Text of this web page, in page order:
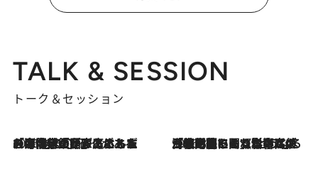
TALK & SESSION
トーク＆セッション
2026.8.3
「今後値上げがあるとすれば…」「リスクがあるのは今年の冬」エネルギー専門家が語る、ホルムズ海峡封鎖が家庭にもたらす“ある心配” 2026.8.3
「住宅建てられない…」「サーチャージ料の高値が続いている」ホルムズ海峡封鎖による影響はいつまで続く？《エネルギー専門家に聞く“どうなる日本の暮らし”》